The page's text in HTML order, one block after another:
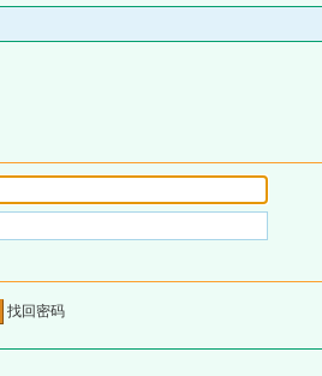
找回密码